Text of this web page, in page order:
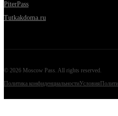
PiterPass
Tutkakdoma.ru
© 2026 Moscow Pass. All rights reserved.
Политика конфиденциальностиУсловия